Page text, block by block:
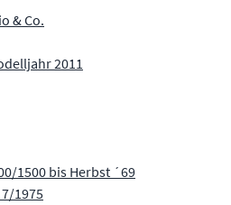
& Co.
2011
1500 bis Herbst ´69
1975